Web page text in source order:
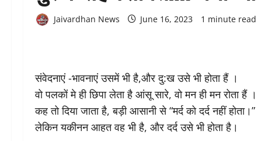
Jaivardhan News June 16, 2023 1 minute read
संवेदनाएं -भावनाएं उसमें भी है,और दु:ख उसे भी होता हैं ।
वो पलकों मे ही छिपा लेता है आंसू सारे, वो मन ही मन रोता हैं ।
कह तो दिया जाता है, बड़ी आसानी से “मर्द को दर्द नहीं होता।”
लेकिन यकीनन आहत वह भी है, और दर्द उसे भी होता है।